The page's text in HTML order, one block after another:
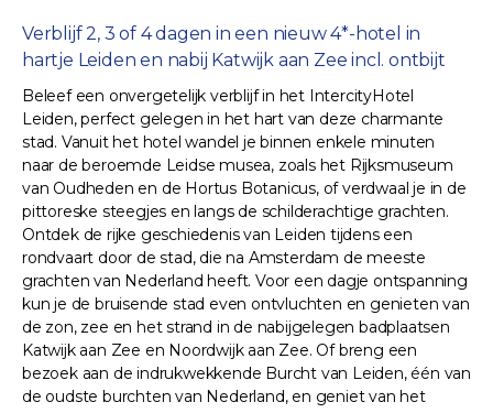
Verblijf 2, 3 of 4 dagen in een nieuw 4*-hotel in
hartje Leiden en nabij Katwijk aan Zee incl. ontbijt
Beleef een onvergetelijk verblijf in het IntercityHotel
Leiden, perfect gelegen in het hart van deze charmante
stad. Vanuit het hotel wandel je binnen enkele minuten
naar de beroemde Leidse musea, zoals het Rijksmuseum
van Oudheden en de Hortus Botanicus, of verdwaal je in de
pittoreske steegjes en langs de schilderachtige grachten.
Ontdek de rijke geschiedenis van Leiden tijdens een
rondvaart door de stad, die na Amsterdam de meeste
grachten van Nederland heeft. Voor een dagje ontspanning
kun je de bruisende stad even ontvluchten en genieten van
de zon, zee en het strand in de nabijgelegen badplaatsen
Katwijk aan Zee en Noordwijk aan Zee. Of breng een
bezoek aan de indrukwekkende Burcht van Leiden, één van
de oudste burchten van Nederland, en geniet van het